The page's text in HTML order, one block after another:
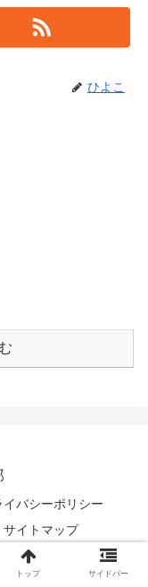
ひよこ
イバシーポリシー
サイトマップ
.
トップ サイドバー